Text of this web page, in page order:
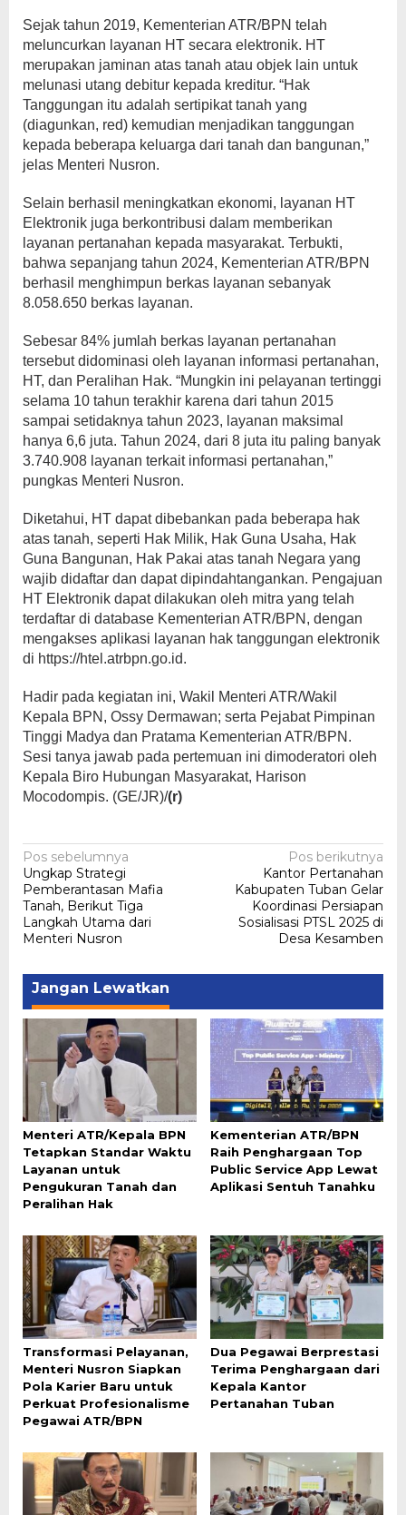
Sejak tahun 2019, Kementerian ATR/BPN telah
meluncurkan layanan HT secara elektronik. HT
merupakan jaminan atas tanah atau objek lain untuk
melunasi utang debitur kepada kreditur. “Hak
Tanggungan itu adalah sertipikat tanah yang
(diagunkan, red) kemudian menjadikan tanggungan
kepada beberapa keluarga dari tanah dan bangunan,”
jelas Menteri Nusron.
Selain berhasil meningkatkan ekonomi, layanan HT
Elektronik juga berkontribusi dalam memberikan
layanan pertanahan kepada masyarakat. Terbukti,
bahwa sepanjang tahun 2024, Kementerian ATR/BPN
berhasil menghimpun berkas layanan sebanyak
8.058.650 berkas layanan.
Sebesar 84% jumlah berkas layanan pertanahan
tersebut didominasi oleh layanan informasi pertanahan,
HT, dan Peralihan Hak. “Mungkin ini pelayanan tertinggi
selama 10 tahun terakhir karena dari tahun 2015
sampai setidaknya tahun 2023, layanan maksimal
hanya 6,6 juta. Tahun 2024, dari 8 juta itu paling banyak
3.740.908 layanan terkait informasi pertanahan,”
pungkas Menteri Nusron.
Diketahui, HT dapat dibebankan pada beberapa hak
atas tanah, seperti Hak Milik, Hak Guna Usaha, Hak
Guna Bangunan, Hak Pakai atas tanah Negara yang
wajib didaftar dan dapat dipindahtangankan. Pengajuan
HT Elektronik dapat dilakukan oleh mitra yang telah
terdaftar di database Kementerian ATR/BPN, dengan
mengakses aplikasi layanan hak tanggungan elektronik
di https://htel.atrbpn.go.id.
Hadir pada kegiatan ini, Wakil Menteri ATR/Wakil
Kepala BPN, Ossy Dermawan; serta Pejabat Pimpinan
Tinggi Madya dan Pratama Kementerian ATR/BPN.
Sesi tanya jawab pada pertemuan ini dimoderatori oleh
Kepala Biro Hubungan Masyarakat, Harison
Mocodompis. (GE/JR)/(r)
Navigasi
pos
Pos sebelumnya
Ungkap Strategi
Pemberantasan Mafia
Tanah, Berikut Tiga
Langkah Utama dari
Menteri Nusron
Pos berikutnya
Kantor Pertanahan
Kabupaten Tuban Gelar
Koordinasi Persiapan
Sosialisasi PTSL 2025 di
Desa Kesamben
Jangan Lewatkan
Menteri ATR/Kepala BPN
Tetapkan Standar Waktu
Layanan untuk
Pengukuran Tanah dan
Peralihan Hak
Kementerian ATR/BPN
Raih Penghargaan Top
Public Service App Lewat
Aplikasi Sentuh Tanahku
Transformasi Pelayanan,
Menteri Nusron Siapkan
Pola Karier Baru untuk
Perkuat Profesionalisme
Pegawai ATR/BPN
Dua Pegawai Berprestasi
Terima Penghargaan dari
Kepala Kantor
Pertanahan Tuban